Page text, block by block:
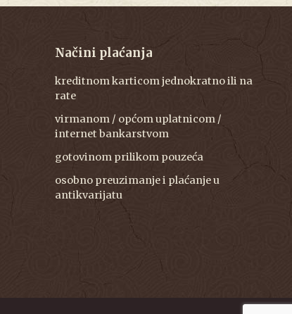
Načini plaćanja
kreditnom karticom jednokratno ili na
rate
virmanom / općom uplatnicom /
internet bankarstvom
gotovinom prilikom pouzeća
osobno preuzimanje i plaćanje u
antikvarijatu